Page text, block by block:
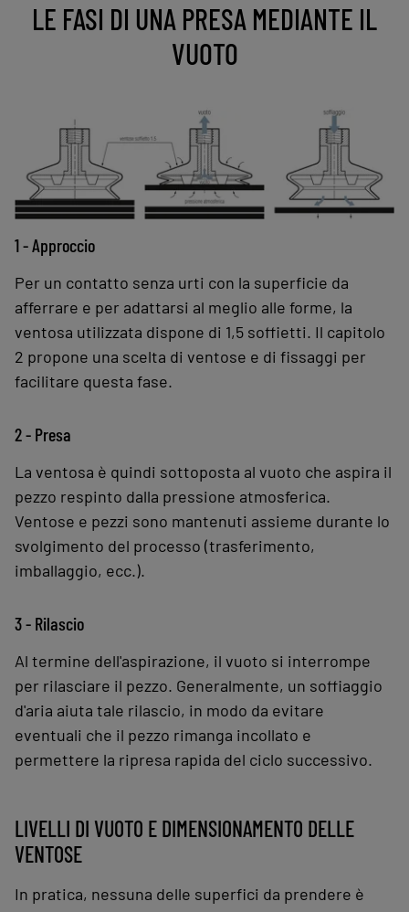
LE FASI DI UNA PRESA MEDIANTE IL
VUOTO
1 - Approccio
Per un contatto senza urti con la superficie da
afferrare e per adattarsi al meglio alle forme, la
ventosa utilizzata dispone di 1,5 soffietti. Il capitolo
2 propone una scelta di ventose e di fissaggi per
facilitare questa fase.
2 - Presa
La ventosa è quindi sottoposta al vuoto che aspira il
pezzo respinto dalla pressione atmosferica.
Ventose e pezzi sono mantenuti assieme durante lo
svolgimento del processo (trasferimento,
imballaggio, ecc.).
3 - Rilascio
Al termine dell'aspirazione, il vuoto si interrompe
per rilasciare il pezzo. Generalmente, un soffiaggio
d'aria aiuta tale rilascio, in modo da evitare
eventuali che il pezzo rimanga incollato e
permettere la ripresa rapida del ciclo successivo.
LIVELLI DI VUOTO E DIMENSIONAMENTO DELLE
VENTOSE
In pratica, nessuna delle superfici da prendere è